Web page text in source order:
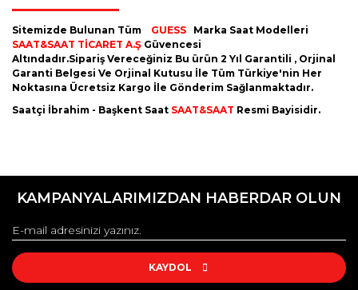
Sitemizde Bulunan Tüm GUESS Marka Saat Modelleri
SAAT&SAAT TİCARET A.Ş Güvencesi
Altındadır.Sipariş Vereceğiniz Bu ürün 2 Yıl Garantili , Orjinal
Garanti Belgesi Ve Orjinal Kutusu İle Tüm Türkiye'nin Her
Noktasına Ücretsiz Kargo İle Gönderim Sağlanmaktadır.
Saatçi İbrahim - Başkent Saat SAAT&SAAT Resmi Bayisidir.
konularda yetersiz gördüğünüz noktaları öneri formunu
Görüş ve önerileriniz için teşekkür ederiz.
Ürün resmi kalitesiz, bozuk veya görüntülenemiyor.
Ürün açıklamasında eksik bilgiler bulunuyor.
KAMPANYALARIMIZDAN HABERDAR OLUN
KAYDOL